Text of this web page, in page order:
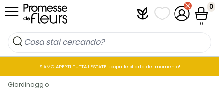
Salta al contenuto PlantfitI miei elenchi di
Il mio
0
0
SIAMO APERTI TUTTA L'ESTATE: scopri le offerte del momento!
Giardinaggio